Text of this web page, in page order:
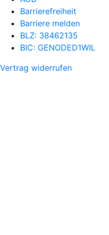
Barrierefreiheit
Barriere melden
BLZ: 38462135
BIC: GENODED1WIL
Vertrag widerrufen